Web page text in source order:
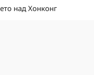
над Хонконг